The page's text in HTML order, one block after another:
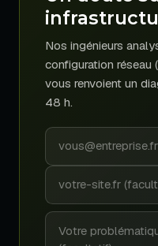
Nos ingénieurs
configuration réseau
vous renvoient un
48 h.